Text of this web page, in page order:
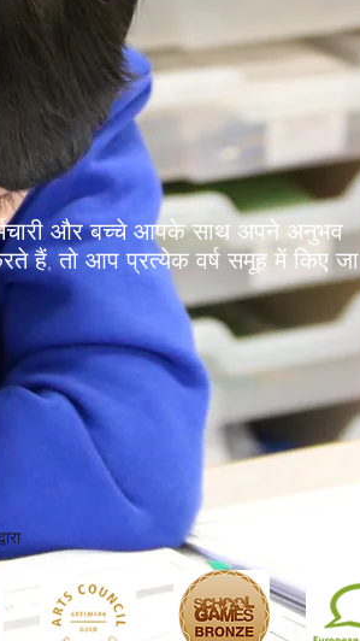
और बच्चे आपके साथ अपने अनुभव
हैं, तो आप प्रत्येक वर्ष समूह में किए जा